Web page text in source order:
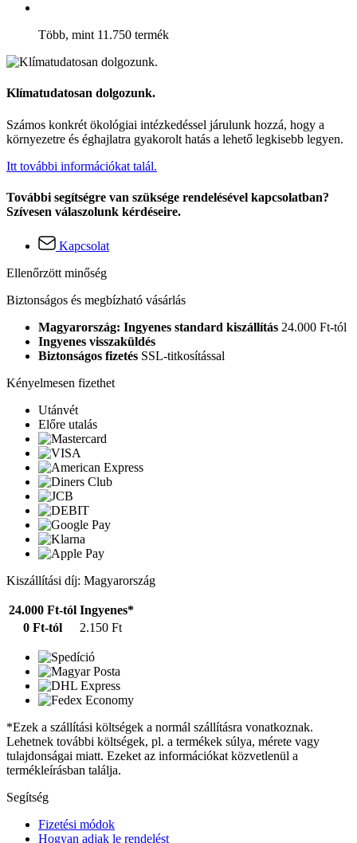
Több, mint 11.750 termék
Klímatudatosan dolgozunk.
Számos konkrét ökológiai intézkedéssel járulunk hozzá, hogy a
környezetre és éghajlatra gyakorolt hatás a lehető legkisebb legyen.
Itt további információkat talál.
További segítségre van szüksége rendelésével kapcsolatban?
Szívesen válaszolunk kérdéseire.
Kapcsolat
Ellenőrzött minőség
Biztonságos és megbízható vásárlás
Magyarország: Ingyenes standard kiszállítás 24.000 Ft-tól
Ingyenes visszaküldés
Biztonságos fizetés SSL-titkosítással
Kényelmesen fizethet
Utánvét
Előre utalás
Kiszállítási díj: Magyarország
24.000 Ft-tól Ingyenes*
0 Ft-tól
2.150 Ft
*Ezek a szállítási költségek a normál szállításra vonatkoznak.
Lehetnek további költségek, pl. a termékek súlya, mérete vagy
tulajdonságai miatt. Ezeket az információkat közvetlenül a
termékleírásban találja.
Segítség
Fizetési módok
Hogyan adjak le rendelést